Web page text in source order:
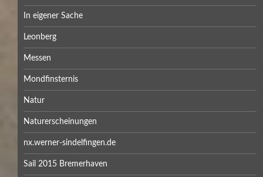
In eigener Sache
Leonberg
Messen
Mondfinsternis
Natur
Naturerscheinungen
nx.werner-sindelfingen.de
Sail 2015 Bremerhaven